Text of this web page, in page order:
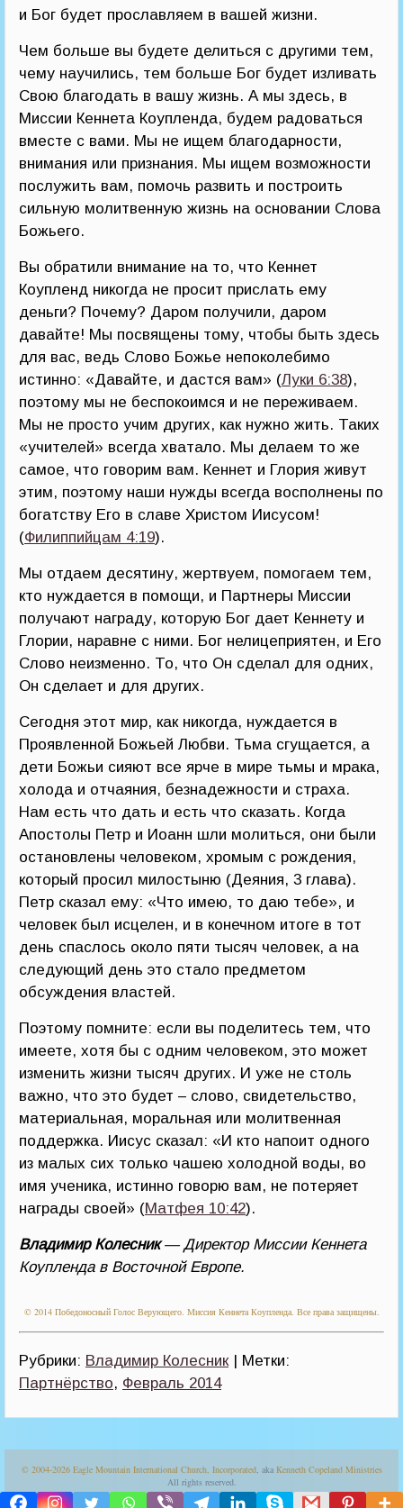
и Бог будет прославляем в вашей жизни.
Чем больше вы будете делиться с другими тем,
чему научились, тем больше Бог будет изливать
Свою благодать в вашу жизнь. А мы здесь, в
Миссии Кеннета Коупленда, будем радоваться
вместе с вами. Мы не ищем благодарности,
внимания или признания. Мы ищем возможности
послужить вам, помочь развить и построить
сильную молитвенную жизнь на основании Слова
Божьего.
Вы обратили внимание на то, что Кеннет
Коупленд никогда не просит прислать ему
деньги? Почему? Даром получили, даром
давайте! Мы посвящены тому, чтобы быть здесь
для вас, ведь Слово Божье непоколебимо
истинно: «Давайте, и дастся вам» (Луки 6:38),
поэтому мы не беспокоимся и не переживаем.
Мы не просто учим других, как нужно жить. Таких
«учителей» всегда хватало. Мы делаем то же
самое, что говорим вам. Кеннет и Глория живут
этим, поэтому наши нужды всегда восполнены по
богатству Его в славе Христом Иисусом!
(Филиппийцам 4:19).
Мы отдаем десятину, жертвуем, помогаем тем,
кто нуждается в помощи, и Партнеры Миссии
получают награду, которую Бог дает Кеннету и
Глории, наравне с ними. Бог нелицеприятен, и Его
Слово неизменно. То, что Он сделал для одних,
Он сделает и для других.
Сегодня этот мир, как никогда, нуждается в
Проявленной Божьей Любви. Тьма сгущается, а
дети Божьи сияют все ярче в мире тьмы и мрака,
холода и отчаяния, безнадежности и страха.
Нам есть что дать и есть что сказать. Когда
Апостолы Петр и Иоанн шли молиться, они были
остановлены человеком, хромым с рождения,
который просил милостыню (Деяния, 3 глава).
Петр сказал ему: «Что имею, то даю тебе», и
человек был исцелен, и в конечном итоге в тот
день спаслось около пяти тысяч человек, а на
следующий день это стало предметом
обсуждения властей.
Поэтому помните: если вы поделитесь тем, что
имеете, хотя бы с одним человеком, это может
изменить жизни тысяч других. И уже не столь
важно, что это будет – слово, свидетельство,
материальная, моральная или молитвенная
поддержка. Иисус сказал: «И кто напоит одного
из малых сих только чашею холодной воды, во
имя ученика, истинно говорю вам, не потеряет
награды своей» (Матфея 10:42).
Владимир Колесник— Директор Миссии Кеннета
Коупленда в Восточной Европе.
© 2014 Победоносный Голос Верующего. Миссия Кеннета Коупленда. Все права защищены.
Рубрики: Владимир Колесник| Метки:
Партнёрство, Февраль 2014
© 2004-2026 Eagle Mountain International Church, Incorporated, aka Kenneth Copeland Ministries
All rights reserved.